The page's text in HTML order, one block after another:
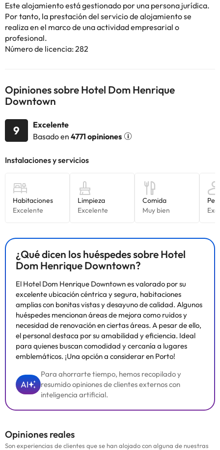
alojamiento. Si tienes dudas, contáctanos.
Este alojamiento está gestionado por una persona jurídica.
Por tanto, la prestación del servicio de alojamiento se
realiza en el marco de una actividad empresarial o
profesional.
Número de licencia: 282
Opiniones sobre Hotel Dom Henrique
Downtown
9
Excelente
Basado en 4771 opiniones
¿Qué dicen los huéspedes sobre Hotel
Dom Henrique Downtown?
El Hotel Dom Henrique Downtown es valorado por su
excelente ubicación céntrica y segura, habitaciones
amplias con bonitas vistas y desayuno de calidad. Algunos
huéspedes mencionan áreas de mejora como ruidos y
necesidad de renovación en ciertas áreas. A pesar de ello,
el personal destaca por su amabilidad y eficiencia. Ideal
para quienes buscan comodidad y cercanía a lugares
emblemáticos. ¡Una opción a considerar en Porto!
AI
Para ahorrarte tiempo, hemos recopilado y
resumido opiniones de clientes externos con
inteligencia artificial.
Opiniones reales
Son experiencias de clientes que se han alojado con alguna de nuestras